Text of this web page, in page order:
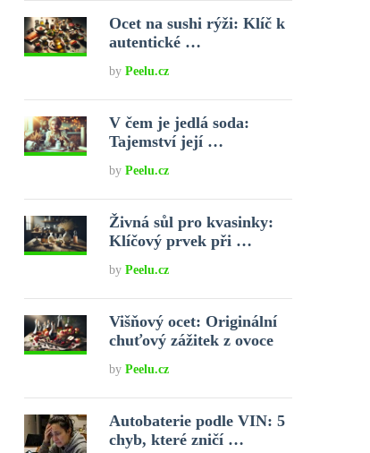
Ocet na sushi rýži: Klíč k
autentické …
byPeelu.cz
V čem je jedlá soda:
Tajemství její …
byPeelu.cz
Živná sůl pro kvasinky:
Klíčový prvek při …
byPeelu.cz
Višňový ocet: Originální
chuťový zážitek z ovoce
byPeelu.cz
Autobaterie podle VIN: 5
chyb, které zničí …